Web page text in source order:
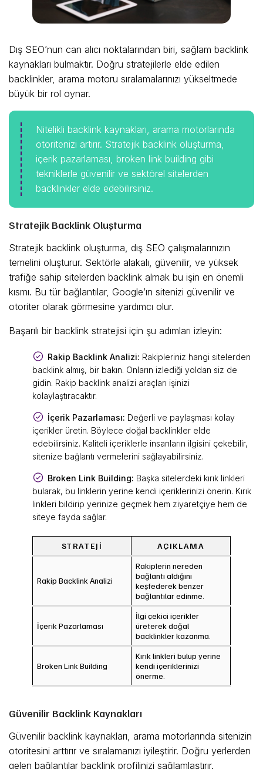
Dış SEO’nun can alıcı noktalarından biri, sağlam backlink
kaynakları bulmaktır. Doğru stratejilerle elde edilen
backlinkler, arama motoru sıralamalarınızı yükseltmede
büyük bir rol oynar.
Nitelikli backlink kaynakları, arama motorlarında
otoritenizi artırır. Stratejik backlink oluşturma,
içerik pazarlaması, broken link building gibi
tekniklerle güvenilir ve sektörel sitelerden
backlinkler elde edebilirsiniz.
Stratejik Backlink Oluşturma
Stratejik backlink oluşturma, dış SEO çalışmalarınızın
temelini oluşturur. Sektörle alakalı, güvenilir, ve yüksek
trafiğe sahip sitelerden backlink almak bu işin en önemli
kısmı. Bu tür bağlantılar, Google’ın sitenizi güvenilir ve
otoriter olarak görmesine yardımcı olur.
Başarılı bir backlink stratejisi için şu adımları izleyin:
Rakip Backlink Analizi: Rakipleriniz hangi sitelerden
backlink almış, bir bakın. Onların izlediği yoldan siz de
gidin. Rakip backlink analizi araçları işinizi
kolaylaştıracaktır.
İçerik Pazarlaması: Değerli ve paylaşması kolay
içerikler üretin. Böylece doğal backlinkler elde
edebilirsiniz. Kaliteli içeriklerle insanların ilgisini çekebilir,
sitenize bağlantı vermelerini sağlayabilirsiniz.
Broken Link Building: Başka sitelerdeki kırık linkleri
bularak, bu linklerin yerine kendi içeriklerinizi önerin. Kırık
linkleri bildirip yerinize geçmek hem ziyaretçiye hem de
siteye fayda sağlar.
STRATEJI AÇIKLAMA
Rakip Backlink Analizi
Rakiplerin nereden
bağlantı aldığını
keşfederek benzer
bağlantılar edinme.
İçerik Pazarlaması
İlgi çekici içerikler
üreterek doğal
backlinkler kazanma.
Broken Link Building
Kırık linkleri bulup yerine
kendi içeriklerinizi
önerme.
Güvenilir Backlink Kaynakları
Güvenilir backlink kaynakları, arama motorlarında sitenizin
otoritesini arttırır ve sıralamanızı iyileştirir. Doğru yerlerden
gelen bağlantılar backlink profilinizi sağlamlaştırır.